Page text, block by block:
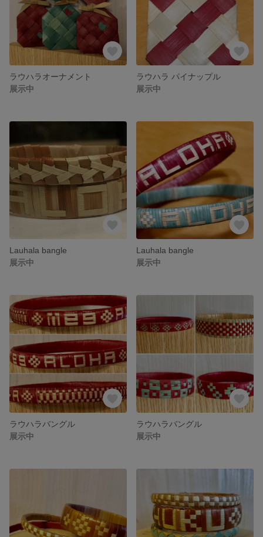
ラウハラオーナメント
展示中
ラウハラ パイナップル
展示中
Lauhala bangle
展示中
Lauhala bangle
展示中
ラウハラバングル
展示中
ラウハラバングル
展示中